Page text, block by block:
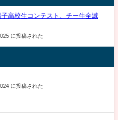
子高校生コンテスト、チー牛全滅
に投稿された
に投稿された